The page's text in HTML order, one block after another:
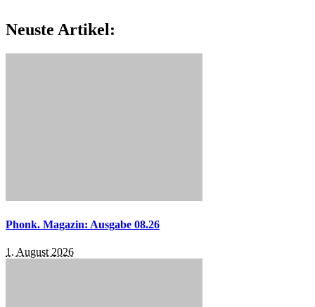
Neuste Artikel:
Phonk. Magazin: Ausgabe 08.26
1. August 2026